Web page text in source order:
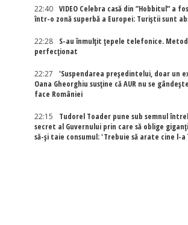
22:40
VIDEO Celebra casă din ”Hobbitul” a
într-o zonă superbă a Europei: Turiștii sunt
22:28
S-au înmulțit țepele telefonice.
perfecționat
22:27
'Suspendarea președintelui, doar un
Oana Gheorghiu susține că AUR nu se
face României
22:15
Tudorel Toader pune sub semnul
secret al Guvernului prin care să oblige
să-și taie consumul: 'Trebuie să arate cine l-